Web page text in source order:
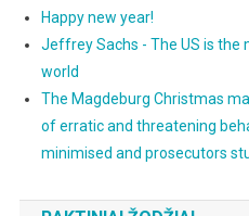
Happy new year!
Jeffrey Sachs - The US is the
world
The Magdeburg Christmas
of erratic and threatening
minimised and prosecutors